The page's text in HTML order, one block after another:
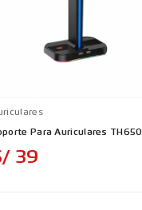
Para Auriculares TH650
39